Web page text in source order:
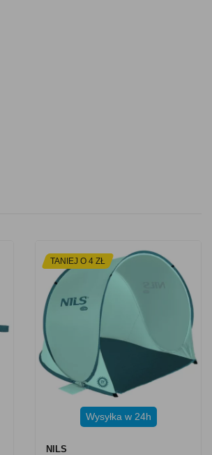
TANIEJ O 4 ZŁ
Wysyłka w 24h
NILS